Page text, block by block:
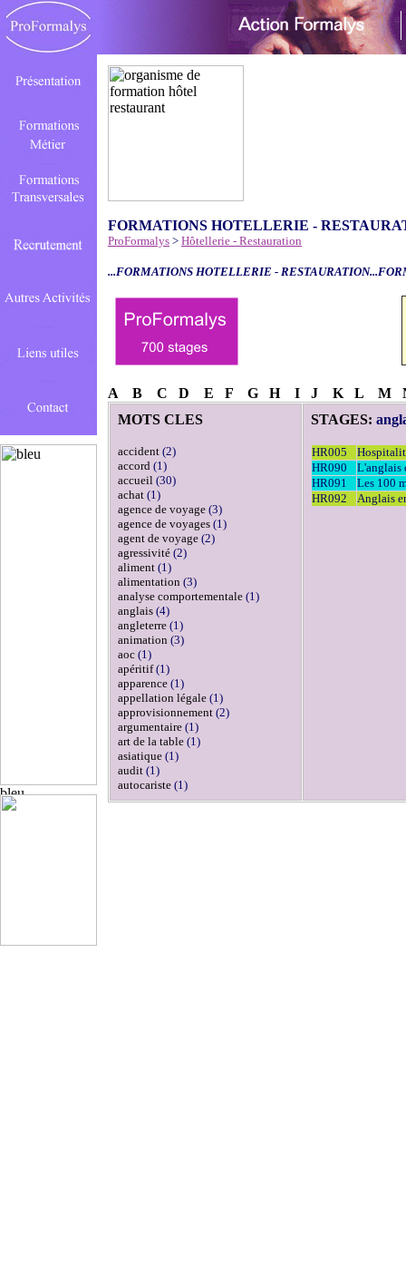
FORMATIONS HOTELLERIE -
ProFormalys > Hôtellerie - Restauration
...FORMATIONS HOTELLERIE -
A B C D E F G H I J K L M
MOTS CLES
accident (2)
accord (1)
accueil (30)
achat (1)
agence de voyage (3)
agence de voyages (1)
agent de voyage (2)
agressivité (2)
aliment (1)
alimentation (3)
analyse comportementale (1)
anglais (4)
angleterre (1)
animation (3)
aoc (1)
apéritif(1)
apparence (1)
appellation légale (1)
approvisionnement (2)
argumentaire (1)
art de la table (1)
asiatique (1)
audit (1)
autocariste (1)
STAGES:
HR005
HR090
L'anglais
HR091
Les 100
HR092
Anglais